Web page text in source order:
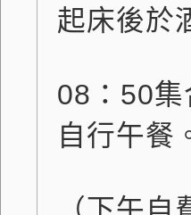
起床後於
08：50
自行午餐